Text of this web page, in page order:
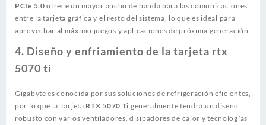
PCIe 5.0 ofrece un mayor ancho de banda para las comunicaciones
entre la tarjeta gráfica y el resto del sistema, lo que es ideal para
aprovechar al máximo juegos y aplicaciones de próxima generación.
4. Diseño y enfriamiento de la tarjeta rtx
5070 ti
Gigabyte es conocida por sus soluciones de refrigeración eficientes,
por lo que la Tarjeta RTX 5070 Ti generalmente tendrá un diseño
robusto con varios ventiladores, disipadores de calor y tecnologías